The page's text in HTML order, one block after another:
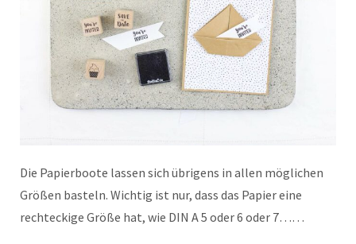
Die Papierboote lassen sich übrigens in allen möglichen
Größen basteln. Wichtig ist nur, dass das Papier eine
rechteckige Größe hat, wie DIN A 5 oder 6 oder 7……